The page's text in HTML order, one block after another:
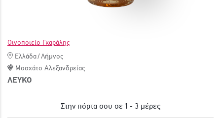
Οινοποιείο Γκαράλης
Ελλάδα/Λήμνος
Μοσχάτο Αλεξανδρείας
ΛΕΥΚΟ
Στην πόρτα σου σε 1 - 3 μέρες